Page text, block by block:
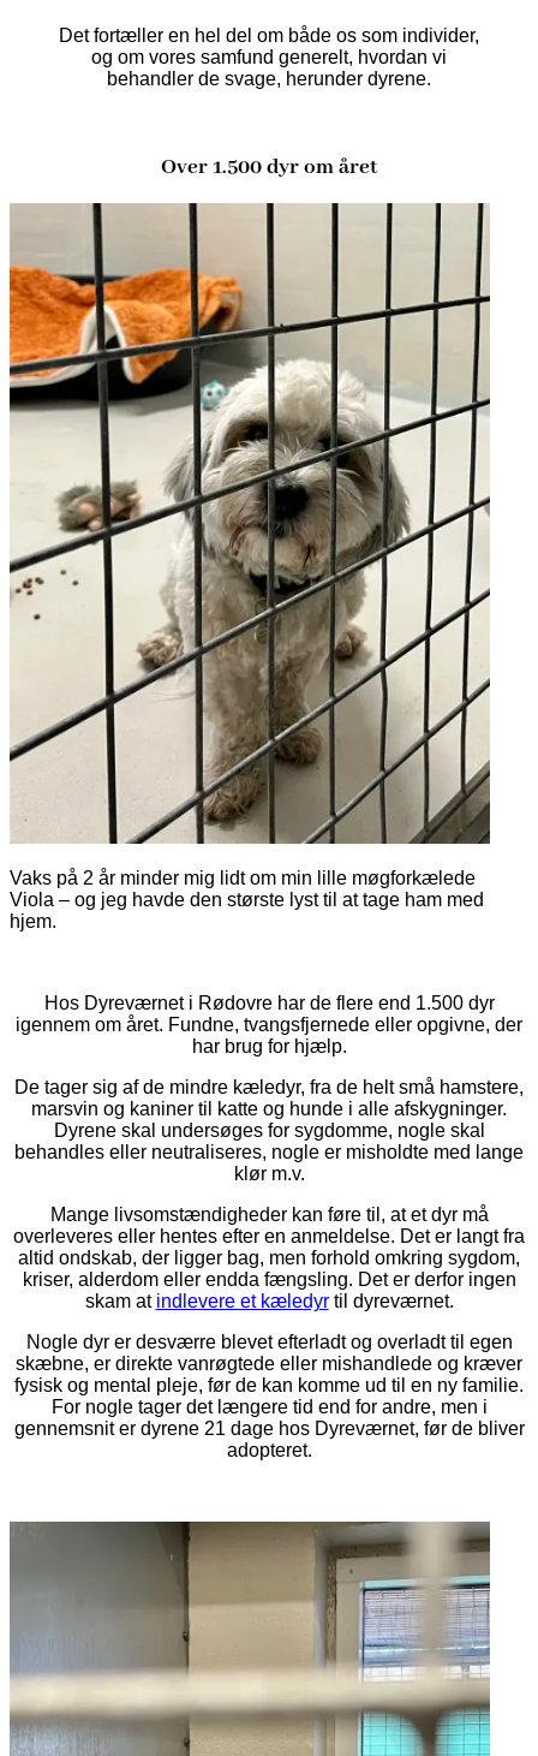
Det fortæller en hel del om både os som individer,
og om vores samfund generelt, hvordan vi
behandler de svage, herunder dyrene.
Over 1.500 dyr om året
Vaks på 2 år minder mig lidt om min lille møgforkælede
Viola – og jeg havde den største lyst til at tage ham med
hjem.
Hos Dyreværnet i Rødovre har de flere end 1.500 dyr
igennem om året. Fundne, tvangsfjernede eller opgivne, der
har brug for hjælp.
De tager sig af de mindre kæledyr, fra de helt små hamstere,
marsvin og kaniner til katte og hunde i alle afskygninger.
Dyrene skal undersøges for sygdomme, nogle skal
behandles eller neutraliseres, nogle er misholdte med lange
klør m.v.
Mange livsomstændigheder kan føre til, at et dyr må
overleveres eller hentes efter en anmeldelse. Det er langt fra
altid ondskab, der ligger bag, men forhold omkring sygdom,
kriser, alderdom eller endda fængsling. Det er derfor ingen
skam at indlevere et kæledyrtil dyreværnet.
Nogle dyr er desværre blevet efterladt og overladt til egen
skæbne, er direkte vanrøgtede eller mishandlede og kræver
fysisk og mental pleje, før de kan komme ud til en ny familie.
For nogle tager det længere tid end for andre, men i
gennemsnit er dyrene 21 dage hos Dyreværnet, før de bliver
adopteret.